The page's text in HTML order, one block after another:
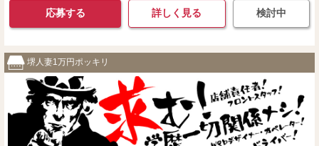
応募する 詳しく見る 検討中
堺人妻1万円ポッキリ